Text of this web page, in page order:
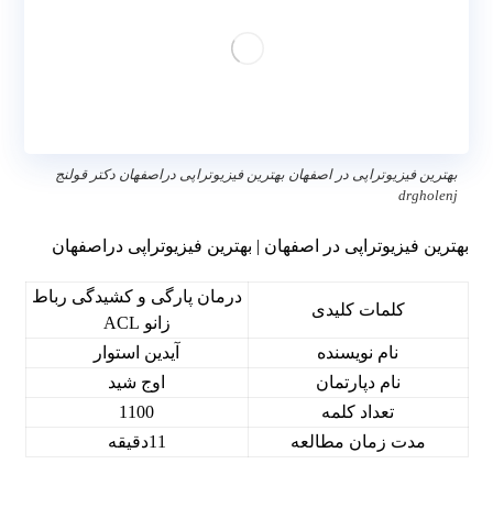
بهترین فیزیوتراپی در اصفهان بهترین فیزیوتراپی دراصفهان دکتر قولنج
drgholenj
بهترین فیزیوتراپی در اصفهان | بهترین فیزیوتراپی دراصفهان
کلمات کلیدی
درمان پارگی و کشیدگی رباط
زانو ACL
نام نویسنده
آیدین استوار
نام دپارتمان
اوج شید
تعداد کلمه
1100
مدت زمان مطالعه
11دقیقه